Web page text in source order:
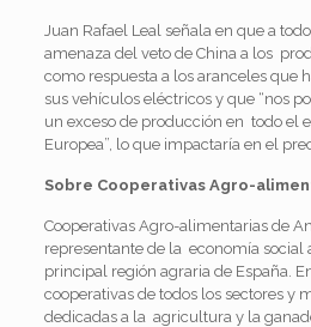
Juan Rafael Leal señala en que a
amenaza del veto de China a los
como respuesta a los aranceles que
sus vehículos eléctricos y que “nos
un exceso de producción en todo el
Europea”, lo que impactaría en el
Sobre Cooperativas Agro-
Cooperativas Agro-alimentarias de
representante de la economía social
principal región agraria de España.
cooperativas de todos los sectores y
dedicadas a la agricultura y la